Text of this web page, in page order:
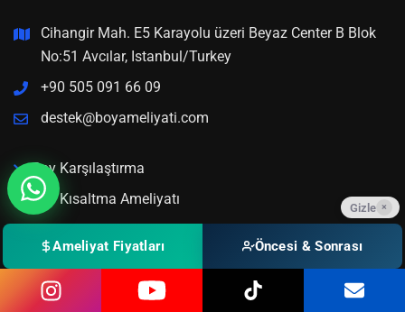
Cihangir Mah. E5 Karayolu üzeri Beyaz Center B Blok
No:51 Avcılar, Istanbul/Turkey
+90 505 091 66 09
destek@boyameliyati.com
Boy Karşılaştırma
Boy Kısaltma Ameliyatı
Boy Uzatma Ameliyatı Fiyatları
Adınız Soyadınız*
Gizle ×
Ameliyat Fiyatları Öncesi & Sonrası